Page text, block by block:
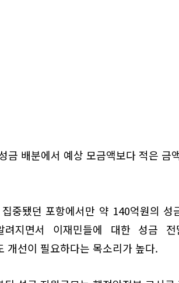
금 배분에서 예상 모금액보다 적은 금
중됐던 포항에서만 약 140억원의 성
려지면서 이재민들에 대한 성금
개선이 필요하다는 목소리가 높다.